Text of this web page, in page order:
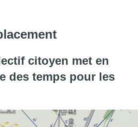
citoyen met en
des temps pour les